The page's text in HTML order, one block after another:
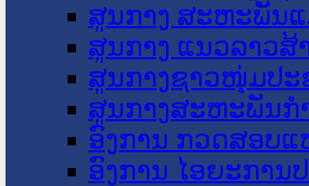
ສູນກາງ ສະຫະພັນ
ສູນກາງ ແນວລາວສ້
ສູນກາງຊາວໜຸ່ມປະ
ສູນກາງສະຫະພັນກ
ອົງການ ກວດສອບແ
ອົງການ ໄອຍະການ